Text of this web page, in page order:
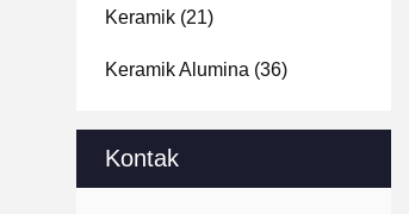
Keramik (21)
Keramik Alumina (36)
Kontak